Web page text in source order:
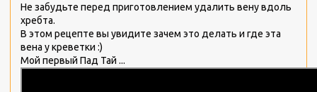
Не забудьте перед приготовлением удалить вену вдоль
хребта.
В этом рецепте вы увидите зачем это делать и где эта
вена у креветки :)
Мой первый Пад Тай ...